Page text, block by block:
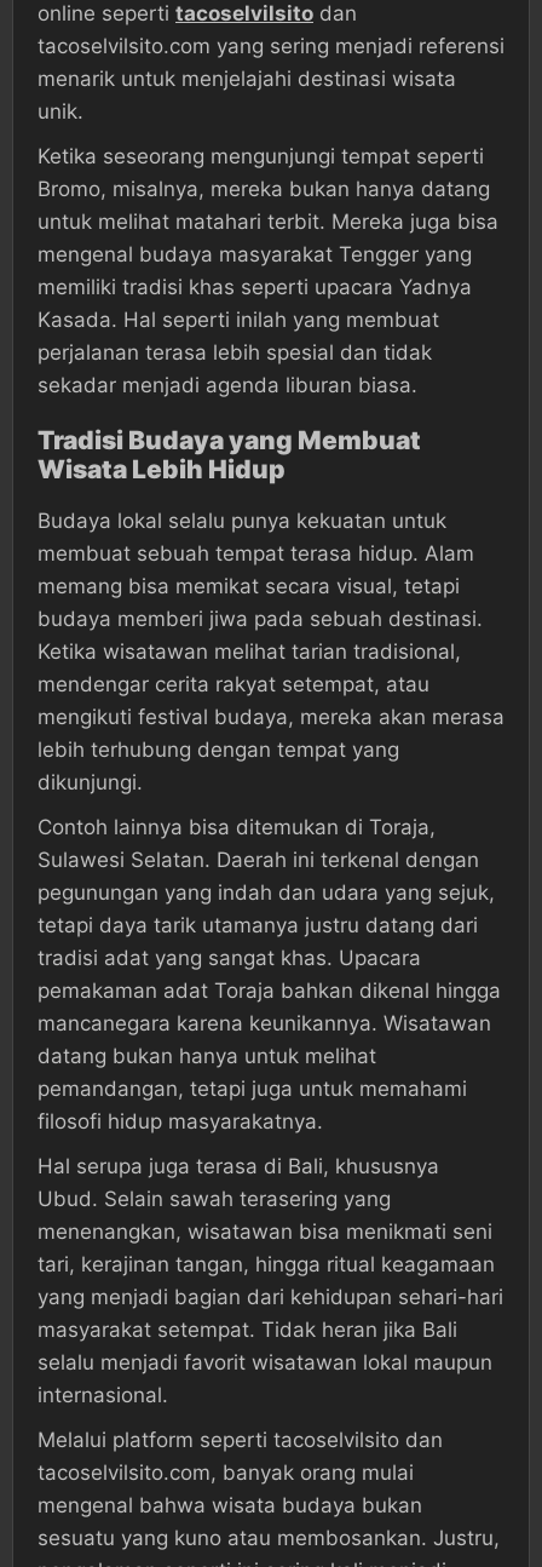
online seperti tacoselvilsito dan
tacoselvilsito.com yang sering menjadi referensi
menarik untuk menjelajahi destinasi wisata
unik.
Ketika seseorang mengunjungi tempat seperti
Bromo, misalnya, mereka bukan hanya datang
untuk melihat matahari terbit. Mereka juga bisa
mengenal budaya masyarakat Tengger yang
memiliki tradisi khas seperti upacara Yadnya
Kasada. Hal seperti inilah yang membuat
perjalanan terasa lebih spesial dan tidak
sekadar menjadi agenda liburan biasa.
Tradisi Budaya yang Membuat
Wisata Lebih Hidup
Budaya lokal selalu punya kekuatan untuk
membuat sebuah tempat terasa hidup. Alam
memang bisa memikat secara visual, tetapi
budaya memberi jiwa pada sebuah destinasi.
Ketika wisatawan melihat tarian tradisional,
mendengar cerita rakyat setempat, atau
mengikuti festival budaya, mereka akan merasa
lebih terhubung dengan tempat yang
dikunjungi.
Contoh lainnya bisa ditemukan di Toraja,
Sulawesi Selatan. Daerah ini terkenal dengan
pegunungan yang indah dan udara yang sejuk,
tetapi daya tarik utamanya justru datang dari
tradisi adat yang sangat khas. Upacara
pemakaman adat Toraja bahkan dikenal hingga
mancanegara karena keunikannya. Wisatawan
datang bukan hanya untuk melihat
pemandangan, tetapi juga untuk memahami
filosofi hidup masyarakatnya.
Hal serupa juga terasa di Bali, khususnya
Ubud. Selain sawah terasering yang
menenangkan, wisatawan bisa menikmati seni
tari, kerajinan tangan, hingga ritual keagamaan
yang menjadi bagian dari kehidupan sehari-hari
masyarakat setempat. Tidak heran jika Bali
selalu menjadi favorit wisatawan lokal maupun
internasional.
Melalui platform seperti tacoselvilsito dan
tacoselvilsito.com, banyak orang mulai
mengenal bahwa wisata budaya bukan
sesuatu yang kuno atau membosankan. Justru,